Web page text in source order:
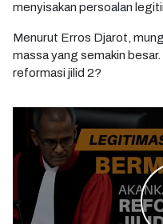
menyisakan persoalan
Menurut Erros Djarot,
massa yang semakin
reformasi jilid 2?